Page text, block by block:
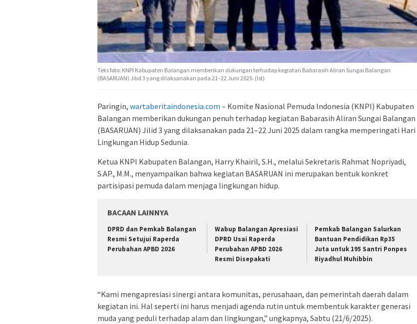
Teks foto: KNPI Kabupaten Balangan memberikan dukungan terhadap kegiatan Babarasih Aliran Sungai Balangan
(BASARUAN) Jilid 3 yang dilaksanakan pada 21–22 Juni 2025. (Ist)
Paringin, wartaberitaindonesia.com – Komite Nasional Pemuda Indonesia (KNPI) Kabupaten
Balangan memberikan dukungan penuh terhadap kegiatan Babarasih Aliran Sungai Balangan
(BASARUAN) Jilid 3 yang dilaksanakan pada 21–22 Juni 2025 dalam rangka memperingati Hari
Lingkungan Hidup Sedunia.
Ketua KNPI Kabupaten Balangan, Harry Khairil, S.H., melalui Sekretaris Rahmat Nopriyadi,
S.AP., M.M., menyampaikan bahwa kegiatan BASARUAN ini merupakan bentuk konkret
partisipasi pemuda dalam menjaga lingkungan hidup.
BACAAN LAINNYA
DPRD dan Pemkab Balangan
Resmi Setujui Raperda
Perubahan APBD 2026
Wabup Balangan Apresiasi
DPRD Usai Raperda
Perubahan APBD 2026
Resmi Disepakati
Pemkab Balangan Salurkan
Bantuan Pendidikan Rp35
Juta untuk 195 Santri Ponpes
Riyadhul Muhibbin
“Kami mengapresiasi sinergi antara komunitas, perusahaan, dan pemerintah daerah dalam
kegiatan ini. Hal seperti ini harus menjadi agenda rutin untuk membentuk karakter generasi
muda yang peduli terhadap alam dan lingkungan,” ungkapnya, Sabtu (21/6/2025).